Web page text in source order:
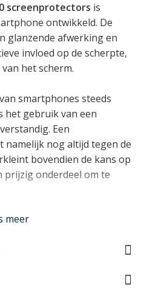
screenprotectors is
ontwikkeld. De
glanzende afwerking en
invloed op de scherpte,
het scherm.
smartphones steeds
het gebruik van een
Een
nog altijd tegen de
bovendien de kans op
prijzig onderdeel om te
meer